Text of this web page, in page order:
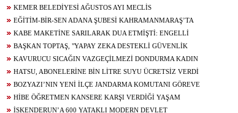
ÖDÜLÜ
5,5 SAAT SONRA KAHRAMANMARAŞ’A İNDİ
KEMER BELEDİYESİ AĞUSTOS AYI MECLİS
TOPLANTISINDA ARAÇ FİLOSUNUN GÜÇLENDİRİLMESİNE
YÖNELİK KARARLAR ALINDI
EĞİTİM-BİR-SEN ADANA ŞUBESİ KAHRAMANMARAŞ’TA
TEMASLARDA BULUNDU
KABE MAKETİNE SARILARAK DUA ETMİŞTİ: ENGELLİ
GENCİN UMRE HAYALİ GERÇEK OLUYOR
BAŞKAN TOPTAŞ, "YAPAY ZEKA DESTEKLİ GÜVENLİK
KAMERALARIMIZLA PARKLARIMIZIN TAMAMINI İZLENEBİLİR
HALE GETİRİYORUZ"
KAVURUCU SICAĞIN VAZGEÇİLMEZİ DONDURMA KADIN
USTALARIN ELİNDE LEZZET BULUYOR
HATSU, ABONELERİNE BİN LİTRE SUYU ÜCRETSİZ VERDİ
BOZYAZI’NIN YENİ İLÇE JANDARMA KOMUTANI GÖREVE
BAŞLADI
HİBE ÖĞRETMEN KANSERE KARŞI VERDİĞİ YAŞAM
MÜCADELESİNİ KAYBETTİ
İSKENDERUN’A 600 YATAKLI MODERN DEVLET